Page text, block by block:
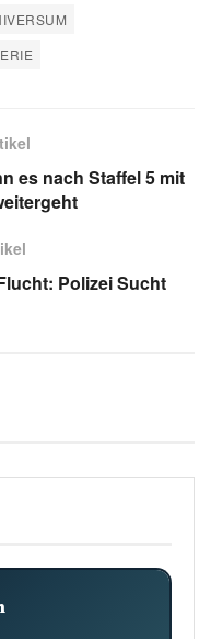
es nach Staffel 5 mit
Polizei Sucht